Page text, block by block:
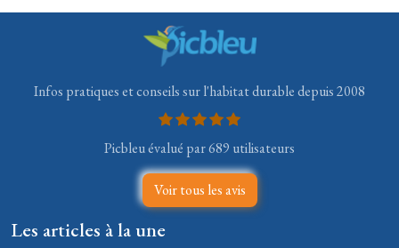
Infos pratiques et conseils sur l'habitat durable depuis 2008
Picbleu évalué par 689 utilisateurs
Voir tous les avis
Les articles à la une